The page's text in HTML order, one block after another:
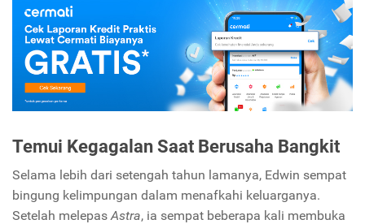
Temui Kegagalan Saat Berusaha Bangkit
Selama lebih dari setengah tahun lamanya, Edwin sempat
bingung kelimpungan dalam menafkahi keluarganya.
Setelah melepas Astra, ia sempat beberapa kali membuka